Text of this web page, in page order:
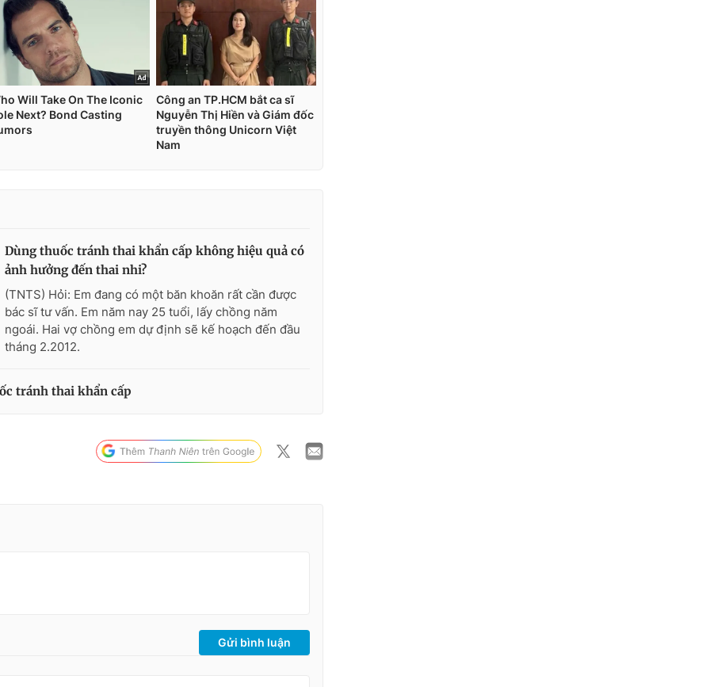
Dùng thuốc tránh thai khẩn cấp không hiệu quả có
ảnh hưởng đến thai nhi?
(TNTS) Hỏi: Em đang có một băn khoăn rất cần được
bác sĩ tư vấn. Em năm nay 25 tuổi, lấy chồng năm
ngoái. Hai vợ chồng em dự định sẽ kế hoạch đến đầu
tháng 2.2012.
tránh thai khẩn cấp
Gửi bình luận